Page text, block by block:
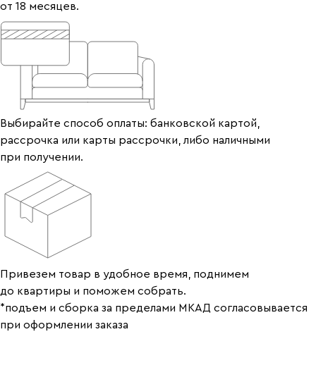
от 18 месяцев.
Выбирайте способ оплаты: банковской картой,
рассрочка или карты рассрочки, либо наличными
при получении.
Привезем товар в удобное время, поднимем
до квартиры и поможем собрать.
*подъем и сборка за пределами МКАД согласовывается
при оформлении заказа